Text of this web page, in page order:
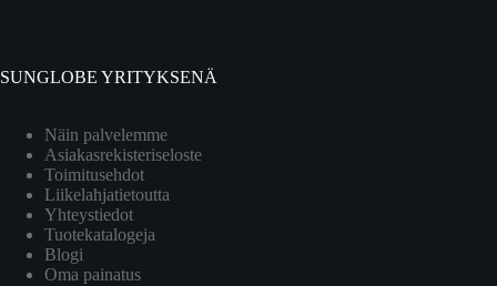
SUNGLOBE YRITYKSENÄ
Näin palvelemme
Asiakasrekisteriseloste
Toimitusehdot
Liikelahjatietoutta
Yhteystiedot
Tuotekatalogeja
Blogi
Oma painatus